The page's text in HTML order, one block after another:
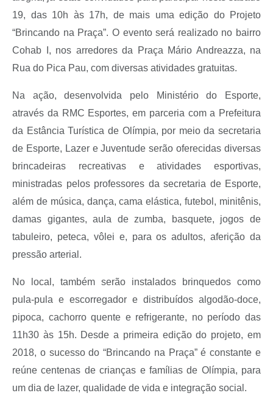
19, das 10h às 17h, de mais uma edição do Projeto
“Brincando na Praça”. O evento será realizado no bairro
Cohab I, nos arredores da Praça Mário Andreazza, na
Rua do Pica Pau, com diversas atividades gratuitas.
Na ação, desenvolvida pelo Ministério do Esporte,
através da RMC Esportes, em parceria com a Prefeitura
da Estância Turística de Olímpia, por meio da secretaria
de Esporte, Lazer e Juventude serão oferecidas diversas
brincadeiras recreativas e atividades esportivas,
ministradas pelos professores da secretaria de Esporte,
além de música, dança, cama elástica, futebol, minitênis,
damas gigantes, aula de zumba, basquete, jogos de
tabuleiro, peteca, vôlei e, para os adultos, aferição da
pressão arterial.
No local, também serão instalados brinquedos como
pula-pula e escorregador e distribuídos algodão-doce,
pipoca, cachorro quente e refrigerante, no período das
11h30 às 15h. Desde a primeira edição do projeto, em
2018, o sucesso do “Brincando na Praça” é constante e
reúne centenas de crianças e famílias de Olímpia, para
um dia de lazer, qualidade de vida e integração social.